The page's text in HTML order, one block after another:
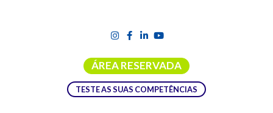
ÁREA RESERVADA
TESTE AS SUAS COMPETÊNCIAS